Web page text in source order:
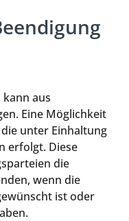
aus
Eine Möglichkeit
unter Einhaltung
erfolgt. Diese
die
wenn die
ist oder